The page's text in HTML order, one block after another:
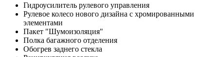
Гидроусилитель рулевого управления
Рулевое колесо нового дизайна с хромированными
элементами
Пакет "Шумоизоляция"
Полка багажного отделения
Обогрев заднего стекла